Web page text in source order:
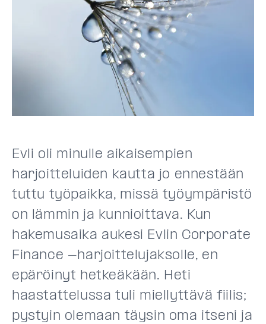
Evli oli minulle aikaisempien
harjoitteluiden kautta jo ennestään
tuttu työpaikka, missä työympäristö
on lämmin ja kunnioittava. Kun
hakemusaika aukesi Evlin Corporate
Finance -harjoittelujaksolle, en
epäröinyt hetkeäkään. Heti
haastattelussa tuli miellyttävä fiilis;
pystyin olemaan täysin oma itseni ja